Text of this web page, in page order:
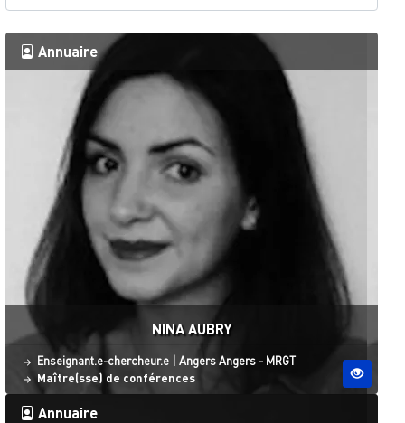
Annuaire
NINA AUBRY
Statut
Enseignant.e-chercheur.e Site ESO
Angers Angers - MRGT
Maître(sse) de conférences
Annuaire